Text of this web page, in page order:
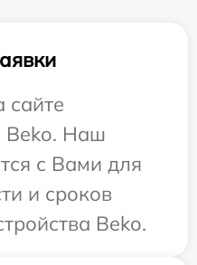
сайте
Beko. Наш
с Вами для
и сроков
Beko.